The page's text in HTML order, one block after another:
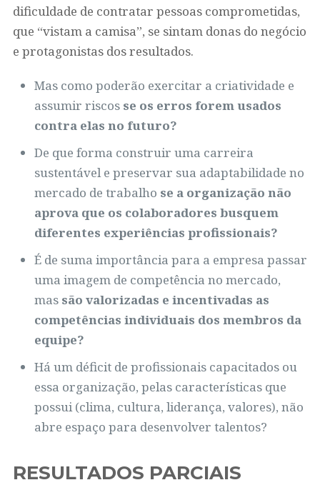
dificuldade de contratar pessoas comprometidas,
que “vistam a camisa”, se sintam donas do negócio
e protagonistas dos resultados.
Mas como poderão exercitar a criatividade e
assumir riscos se os erros forem usados
contra elas no futuro?
De que forma construir uma carreira
sustentável e preservar sua adaptabilidade no
mercado de trabalho se a organização não
aprova que os colaboradores busquem
diferentes experiências profissionais?
É de suma importância para a empresa passar
uma imagem de competência no mercado,
mas são valorizadas e incentivadas as
competências individuais dos membros da
equipe?
Há um déficit de profissionais capacitados ou
essa organização, pelas características que
possui (clima, cultura, liderança, valores), não
abre espaço para desenvolver talentos?
RESULTADOS PARCIAIS